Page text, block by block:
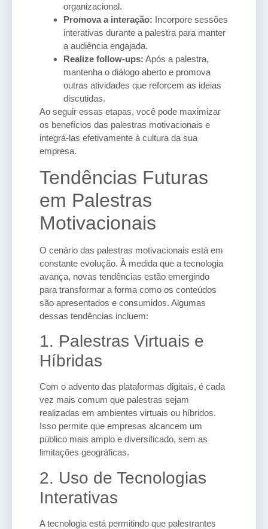
organizacional.
Promova a interação: Incorpore sessões
interativas durante a palestra para manter
a audiência engajada.
Realize follow-ups: Após a palestra,
mantenha o diálogo aberto e promova
outras atividades que reforcem as ideias
discutidas.
Ao seguir essas etapas, você pode maximizar
os benefícios das palestras motivacionais e
integrá-las efetivamente à cultura da sua
empresa.
Tendências Futuras
em Palestras
Motivacionais
O cenário das palestras motivacionais está em
constante evolução. À medida que a tecnologia
avança, novas tendências estão emergindo
para transformar a forma como os conteúdos
são apresentados e consumidos. Algumas
dessas tendências incluem:
1. Palestras Virtuais e
Híbridas
Com o advento das plataformas digitais, é cada
vez mais comum que palestras sejam
realizadas em ambientes virtuais ou híbridos.
Isso permite que empresas alcancem um
público mais amplo e diversificado, sem as
limitações geográficas.
2. Uso de Tecnologias
Interativas
A tecnologia está permitindo que palestrantes